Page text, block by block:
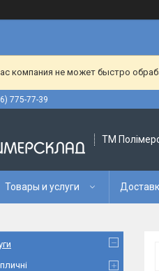
компания не может быстро
775-77-39
ТМ
Товары и услуги